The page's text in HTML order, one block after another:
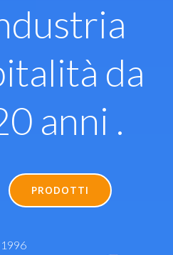
da
anni .
PRODOTTI
1996